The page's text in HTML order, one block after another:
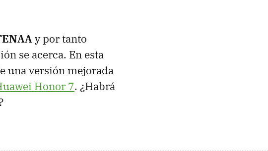
y por tanto
se acerca. En esta
una versión mejorada
Honor 7. ¿Habrá